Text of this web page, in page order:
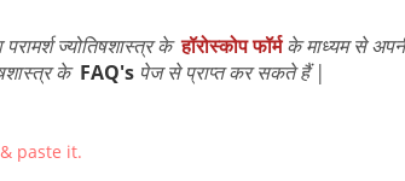
ज्योतिषशास्त्र केहॉरोस्कोप फॉर्म के माध्यम से
के FAQ's पेज से प्राप्त कर सकते हैं |
paste it.